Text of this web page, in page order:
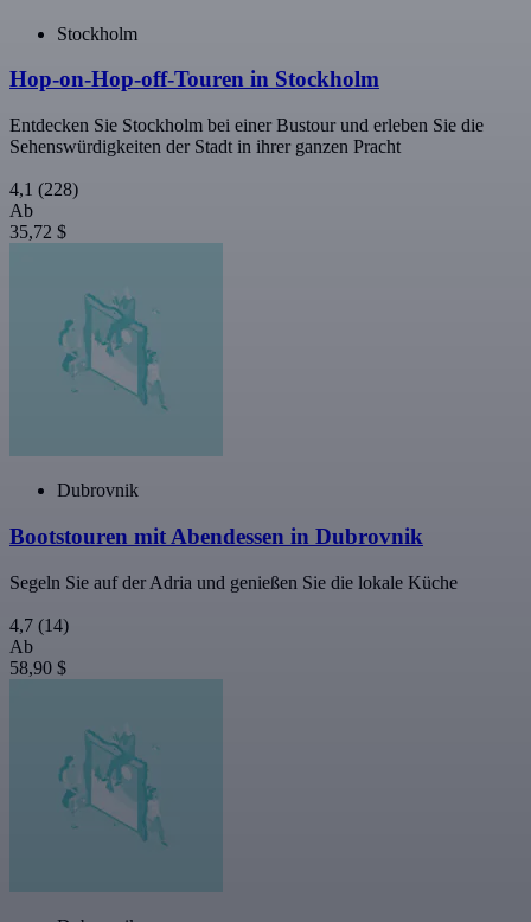
Stockholm
Hop-on-Hop-off-Touren in Stockholm
Entdecken Sie Stockholm bei einer Bustour und erleben Sie die
Sehenswürdigkeiten der Stadt in ihrer ganzen Pracht
4,1 (228)
Ab
35,72 $
Dubrovnik
Bootstouren mit Abendessen in Dubrovnik
Segeln Sie auf der Adria und genießen Sie die lokale Küche
4,7 (14)
Ab
58,90 $